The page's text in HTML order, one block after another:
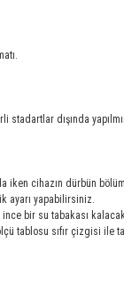
dışında
iken cihazın dürbün
ayarı yapabilirsiniz.
ince bir su tabakası
tablosu sıfır çizgisi ile